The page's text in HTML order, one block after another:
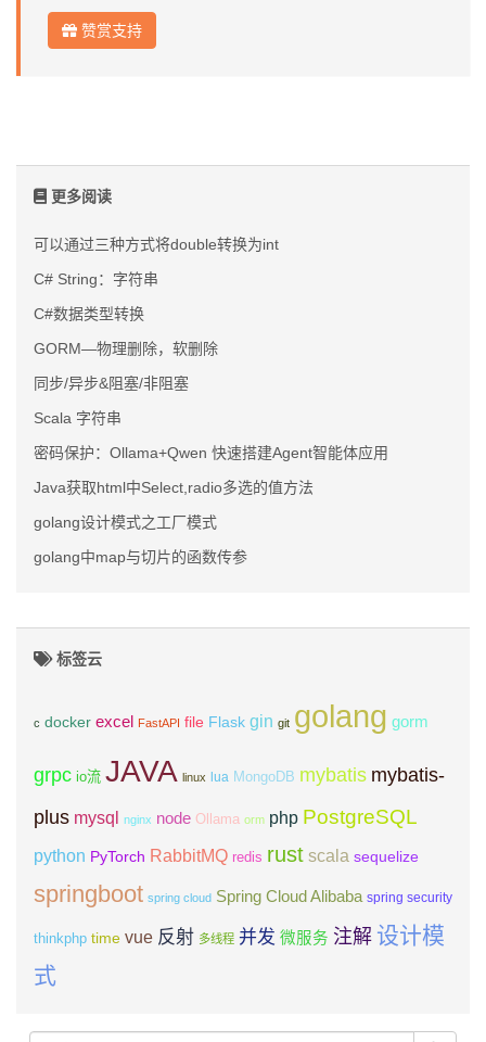
赞赏支持
更多阅读
可以通过三种方式将double转换为int
C# String：字符串
C#数据类型转换
GORM—物理删除，软删除
同步/异步&阻塞/非阻塞
Scala 字符串
密码保护：Ollama+Qwen 快速搭建Agent智能体应用
Java获取html中Select,radio多选的值方法
golang设计模式之工厂模式
golang中map与切片的函数传参
标签云
c docker excel FastAPI file Flask gin git golang gorm
grpc io流 JAVA linux lua MongoDB mybatis mybatis-
plus mysql nginx node Ollama orm php PostgreSQL
python PyTorch RabbitMQ redis rust scala sequelize
springboot spring cloud Spring Cloud Alibaba spring security
thinkphp time vue 反射 多线程 并发 微服务 注解 设计模
式